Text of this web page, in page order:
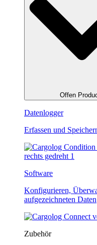
Offen
Datenlogger
Erfassen und
Software
Konfigurieren,
aufgezeichneten Daten
Zubehör